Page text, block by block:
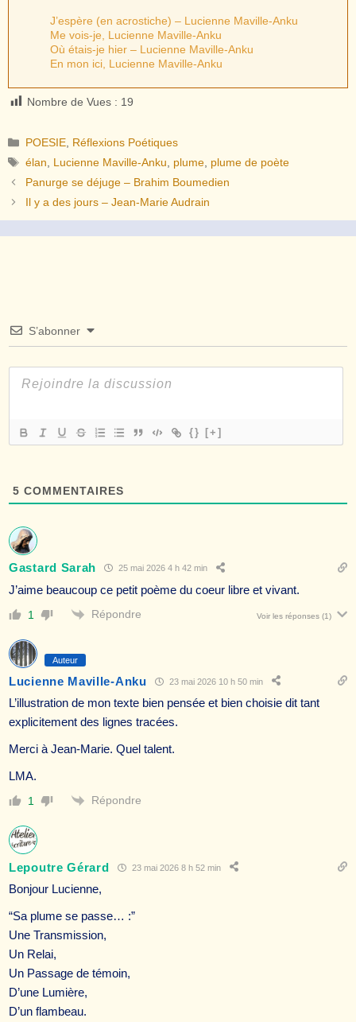
J’espère (en acrostiche) – Lucienne Maville-Anku
Me vois-je, Lucienne Maville-Anku
Où étais-je hier – Lucienne Maville-Anku
En mon ici, Lucienne Maville-Anku
Nombre de Vues : 19
Catégories
POESIE Réflexions Poétiques
Étiquettes
élan Lucienne Maville-Anku plume plume de poète
Panurge se déjuge – Brahim Boumedien
Il y a des jours – Jean-Marie Audrain
S’abonner
{} [+]
5 COMMENTAIRES
Gastard Sarah 25 mai 2026 4 h 42 min
J’aime beaucoup ce petit poème du coeur libre et vivant.
1 Répondre Voir les réponses (1)
Auteur
Lucienne Maville-Anku 23 mai 2026 10 h 50 min
L’illustration de mon texte bien pensée et bien choisie dit tant
explicitement des lignes tracées.
Merci à Jean-Marie. Quel talent.
LMA.
1 Répondre
Lepoutre Gérard 23 mai 2026 8 h 52 min
Bonjour Lucienne,
“Sa plume se passe… :”
Une Transmission,
Un Relai,
Un Passage de témoin,
D’une Lumière,
D’un flambeau.